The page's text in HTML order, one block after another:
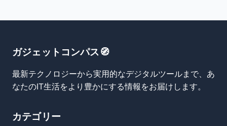
ガジェットコンパス🧭
最新テクノロジーから実用的なデジタルツールまで、あ
なたのIT生活をより豊かにする情報をお届けします。
カテゴリー